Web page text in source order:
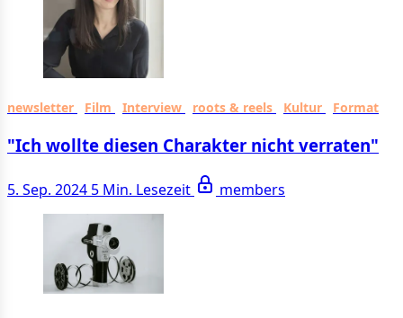
newsletter Film Interview roots & reels Kultur Format
"Ich wollte diesen Charakter nicht verraten"
5. Sep. 2024 5 Min. Lesezeit members